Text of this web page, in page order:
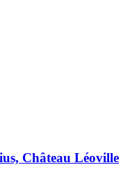
Château Léoville